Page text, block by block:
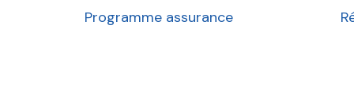
Programme assurance